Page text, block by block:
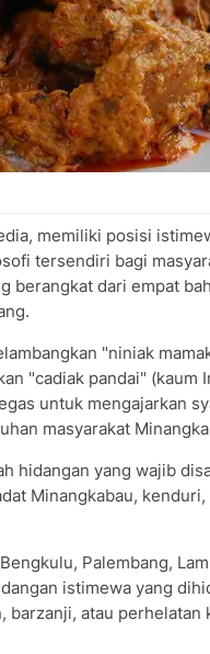
memiliki posisi
tersendiri bagi
berangkat dari empat
"niniak
"cadiak pandai" (kaum
untuk mengajarkan
masyarakat
hidangan yang wajib
Minangkabau,
Palembang,
istimewa yang
atau perhelatan